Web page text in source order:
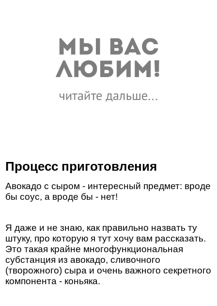
Процесс приготовления
Авокадо с сыром - интересный предмет: вроде
бы соус, а вроде бы - нет!
Я даже и не знаю, как правильно назвать ту
штуку, про которую я тут хочу вам рассказать.
Это такая крайне многофункциональная
субстанция из авокадо, сливочного
(творожного) сыра и очень важного секретного
компонента - коньяка.